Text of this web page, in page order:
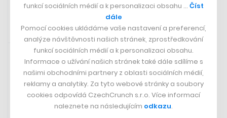
2. 5. 2023 10:30 Rychlá zpráva
Česká ekonomika v prvním čtvrtletí
meziročně klesla, mezi kvartály
však mírně rostla, ukazuje odhad
funkcí sociálních médií a k personalizaci obsahu … Číst
dále
Pomocí cookies ukládáme vaše nastavení a preferencí,
analýze návštěvnosti našich stránek, zprostředkování
funkcí sociálních médií a k personalizaci obsahu.
Informace o užívání našich stránek také dále sdílíme s
našimi obchodními partnery z oblasti sociálních médií,
reklamy a analytiky. Za tyto webové stránky a soubory
cookies odpovídá CzechCrunch s.r.o. Více informací
naleznete na následujícím odkazu.